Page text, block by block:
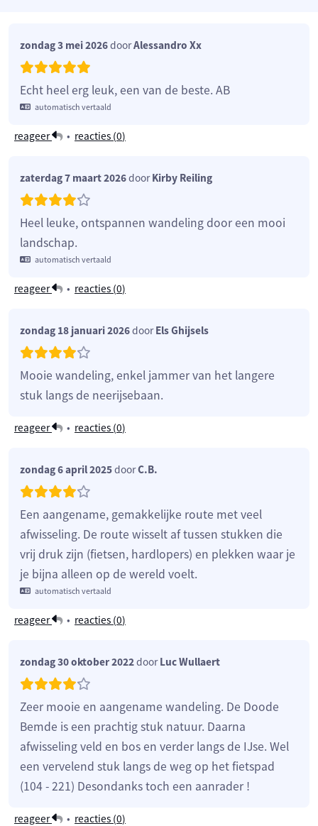
zondag 3 mei 2026doorAlessandro Xx
Echt heel erg leuk, een van de beste. AB
automatisch vertaald
reageer • reacties (0)
zaterdag 7 maart 2026doorKirby Reiling
Heel leuke, ontspannen wandeling door een mooi
landschap.
automatisch vertaald
reageer • reacties (0)
zondag 18 januari 2026doorEls Ghijsels
Mooie wandeling, enkel jammer van het langere
stuk langs de neerijsebaan.
reageer • reacties (0)
zondag 6 april 2025doorC.B.
Een aangename, gemakkelijke route met veel
afwisseling. De route wisselt af tussen stukken die
vrij druk zijn (fietsen, hardlopers) en plekken waar je
je bijna alleen op de wereld voelt.
automatisch vertaald
reageer • reacties (0)
zondag 30 oktober 2022doorLuc Wullaert
Zeer mooie en aangename wandeling. De Doode
Bemde is een prachtig stuk natuur. Daarna
afwisseling veld en bos en verder langs de IJse. Wel
een vervelend stuk langs de weg op het fietspad
(104 - 221) Desondanks toch een aanrader !
reageer • reacties (0)